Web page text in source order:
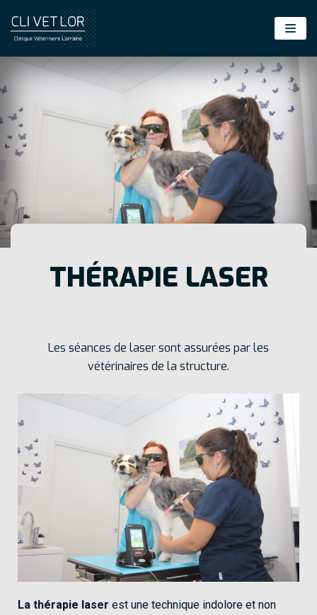
Aller
au
THÉRAPIE LASER
Les séances de laser sont assurées par les
vétérinaires de la structure.
La thérapie laser est une technique indolore et non